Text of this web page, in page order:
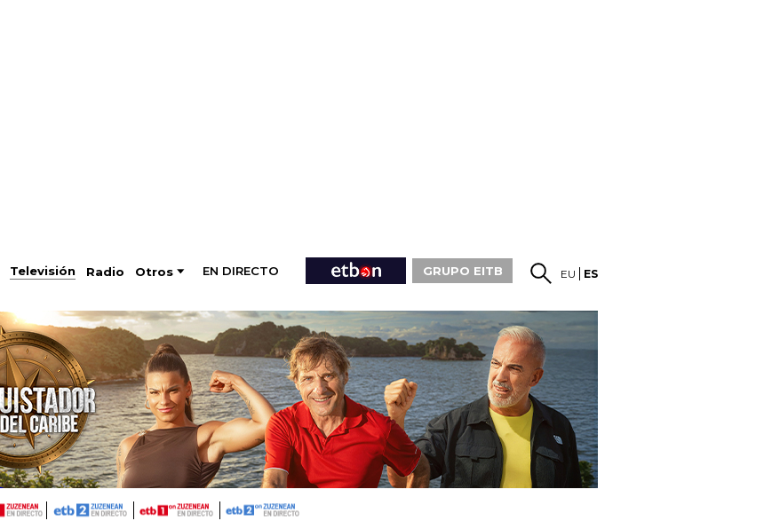
Televisión Radio Otros EN DIRECTO GRUPO EITB EU ES